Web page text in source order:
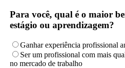
Para você, qual é o maior
estágio ou aprendizagem?
Ganhar experiência profissional
Ser um profissional com mais
no mercado de trabalho